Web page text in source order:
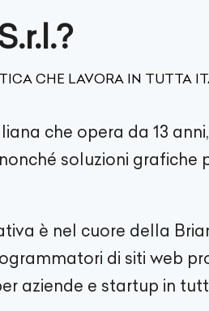
CHE LAVORA IN TUTTA
che opera da 13
soluzioni grafiche
è nel cuore della
di siti web
aziende e startup in